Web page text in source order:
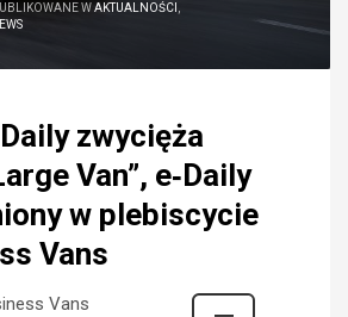
WAKTUALNOŚCI
zwycięża
Van”, e‑Daily
w plebiscycie
Vans
Vans